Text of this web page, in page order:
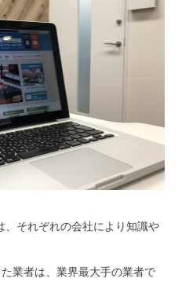
、それぞれの会社により知識や
業者は、業界最大手の業者で